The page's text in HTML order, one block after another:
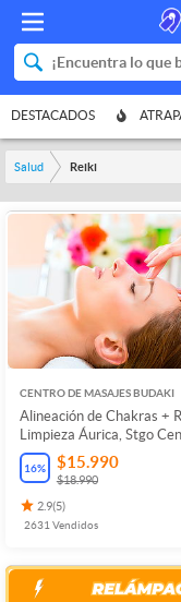
DESTACADOS
Salud Reiki
CENTRO DE MASAJES BUDAKI
Alineación de Chakras +
Limpieza Áurica, Stgo
16% $15.990
$18.990
2.9(5)
2631 Vendidos